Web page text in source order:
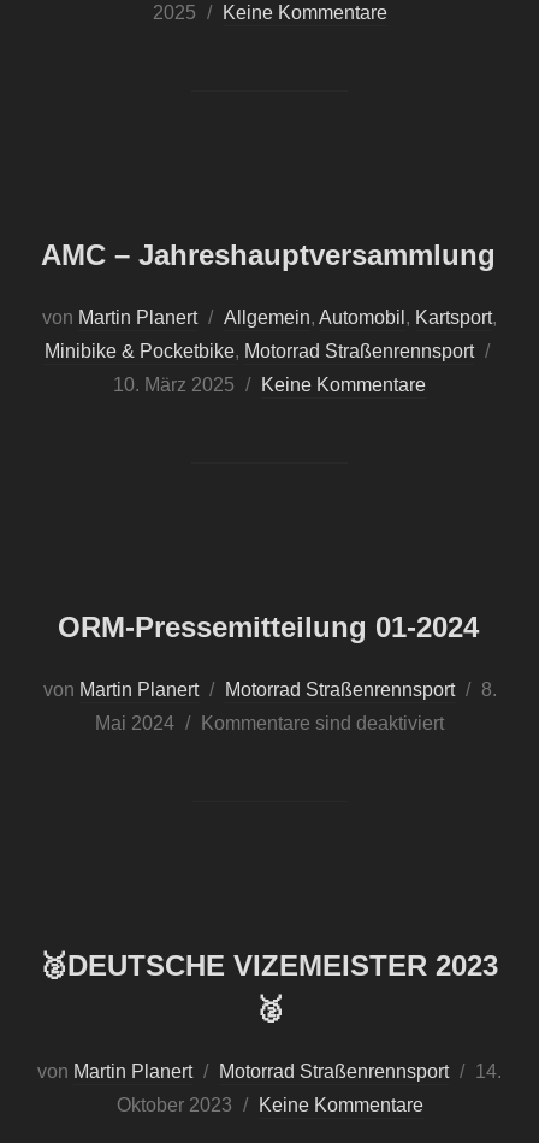
2025
Keine Kommentare
AMC – Jahreshauptversammlung
von Martin Planert Allgemein, Automobil , Kartsport,
Minibike & Pocketbike, Motorrad Straßenrennsport
10. März 2025 Keine Kommentare
ORM-Pressemitteilung 01-2024
von Martin Planert Motorrad Straßenrennsport
8.
Mai 2024
Kommentare sind deaktiviert
🥈DEUTSCHE VIZEMEISTER 2023
🥈
von Martin Planert Motorrad Straßenrennsport
14.
Oktober 2023
Keine Kommentare